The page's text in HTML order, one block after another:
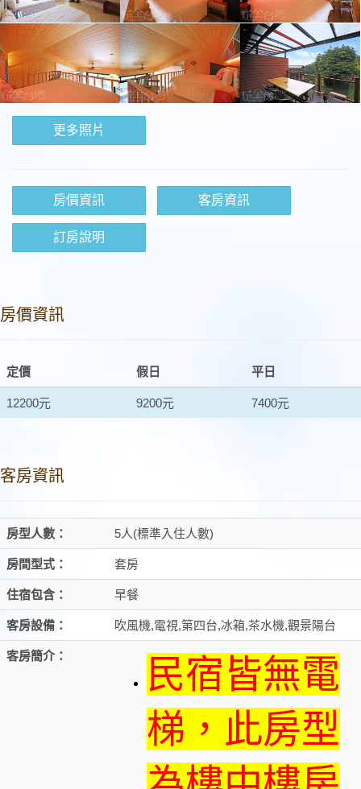
更多照片
房價資訊 客房資訊
訂房說明
房價資訊
定價 假日 平日
12200元 9200元 7400元
客房資訊
房型人數： 5人(標準入住人數)
房間型式： 套房
住宿包含： 早餐
客房設備： 吹風機,電視,第四台,冰箱,茶水機,觀景陽台
客房簡介：
民宿皆無電
梯，此房型